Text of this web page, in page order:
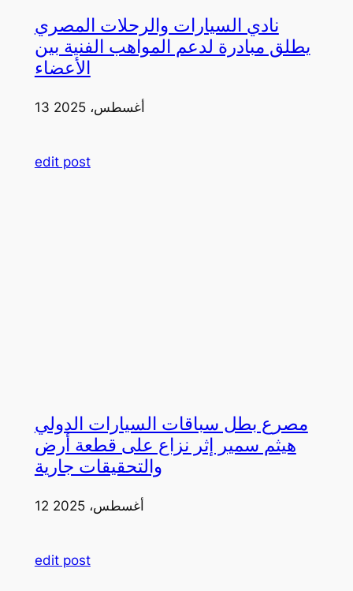
نادي السيارات والرحلات المصري
يطلق مبادرة لدعم المواهب الفنية بين
الأعضاء
13 أغسطس، 2025
edit post
مصرع بطل سباقات السيارات الدولي
هيثم سمير إثر نزاع على قطعة أرض
والتحقيقات جارية
12 أغسطس، 2025
edit post